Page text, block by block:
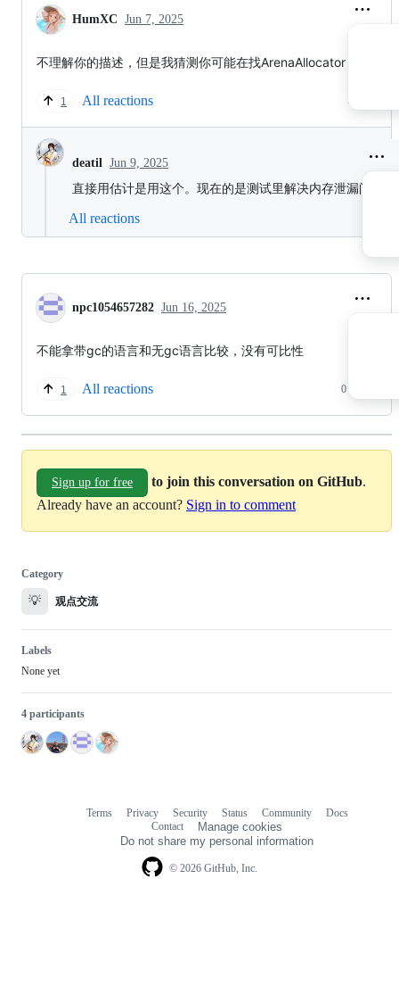
HumXC Jun 7, 2025
不理解你的描述，但是我猜测你可能在找ArenaAllocator
1 All reactions 1 reply
deatil Jun 9, 2025
直接用估计是用这个。现在的是测试里解决内存泄漏问题
All reactions
npc1054657282 Jun 16, 2025
不能拿带gc的语言和无gc语言比较，没有可比性
1 All reactions 0 replies
Sign up for free to join this conversation on GitHub.
Already have an account? Sign in to comment
Category
💡 观点交流
Labels
None yet
4 participants
© 2026 GitHub, Inc.
Terms Privacy Security Status Community
Docs
Contact
Manage cookies
Do not share my personal information